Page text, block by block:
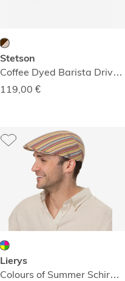
Stetson
Coffee Dyed Barista Driver Schirmmütze
119,00 €
Lierys
Colours of Summer Schirmmütze